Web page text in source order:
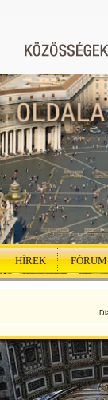
HÍREK FÓRUM